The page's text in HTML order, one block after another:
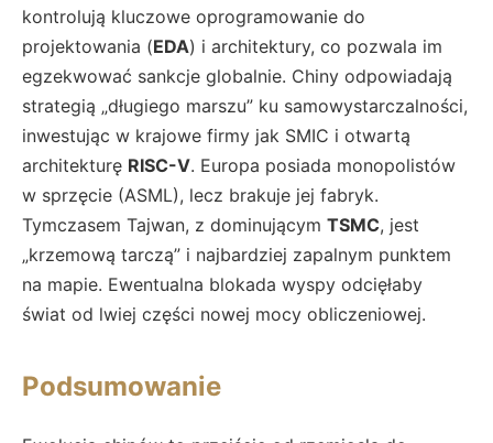
kontrolują kluczowe oprogramowanie do
projektowania (EDA) i architektury, co pozwala im
egzekwować sankcje globalnie. Chiny odpowiadają
strategią „długiego marszu” ku samowystarczalności,
inwestując w krajowe firmy jak SMIC i otwartą
architekturę RISC-V. Europa posiada monopolistów
w sprzęcie (ASML), lecz brakuje jej fabryk.
Tymczasem Tajwan, z dominującym TSMC, jest
„krzemową tarczą” i najbardziej zapalnym punktem
na mapie. Ewentualna blokada wyspy odcięłaby
świat od lwiej części nowej mocy obliczeniowej.
Podsumowanie